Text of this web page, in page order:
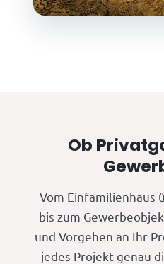
Ob
Vom Einfamilienhaus
bis zum
und Vorgehen an Ihr
jedes Projekt genau